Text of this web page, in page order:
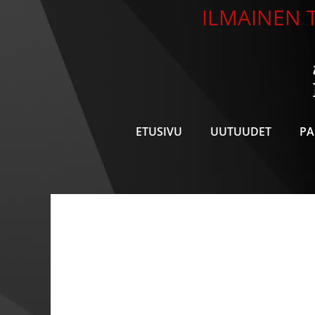
ILMAINEN
ETUSIVU UUTUUDET